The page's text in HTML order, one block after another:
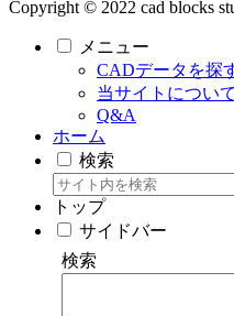
Copyright © 2022 cad blocks
メニュー
CADデータを探
当サイトについて
Q&A
ホーム
検索
トップ
サイドバー
検索